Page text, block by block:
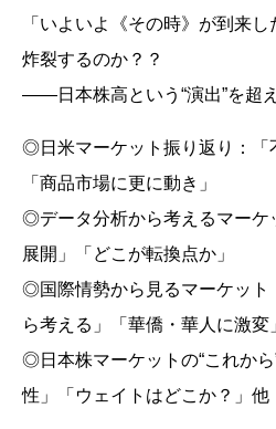
「いよいよ《その時》が到来
炸裂するのか？？
――日本株高という“演出”を超
◎日米マーケット振り返り：「
「商品市場に更に動き」
◎データ分析から考えるマーケ
展開」「どこが転換点か」
◎国際情勢から見るマーケット
ら考える」「華僑・華人に激変
◎日本株マーケットの“これか
性」「ウェイトはどこか？」他